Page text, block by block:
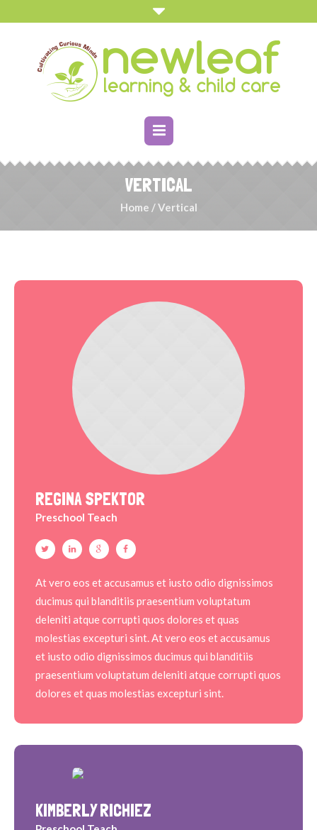
VERTICAL
Home /Vertical
REGINA SPEKTOR
Preschool Teach
At vero eos et accusamus et iusto odio dignissimos
ducimus qui blanditiis praesentium voluptatum
deleniti atque corrupti quos dolores et quas
molestias excepturi sint. At vero eos et accusamus
et iusto odio dignissimos ducimus qui blanditiis
praesentium voluptatum deleniti atque corrupti quos
dolores et quas molestias excepturi sint.
KIMBERLY RICHIEZ